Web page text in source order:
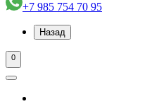
+7 985 754 70 95
Назад
0